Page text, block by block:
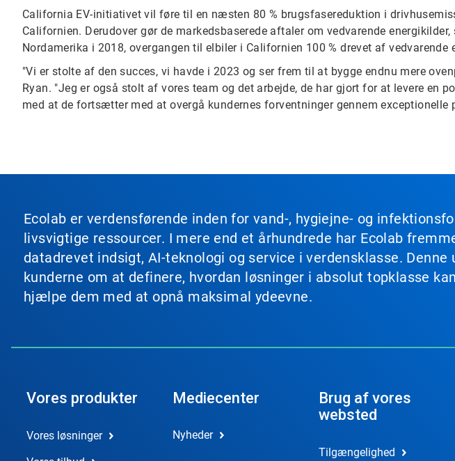
California EV-initiativet vil føre til en næsten 80 % brugsfasereduktion i
Californien. Derudover gør de markedsbaserede aftaler om vedvarende energikilder,
Nordamerika i 2018, overgangen til elbiler i Californien 100 % drevet af vedvarende
"Vi er stolte af den succes, vi havde i 2023 og ser frem til at bygge endnu mere
Ryan. "Jeg er også stolt af vores team og det arbejde, de har gjort for at levere en
med at de fortsætter med at overgå kundernes forventninger gennem exceptionelle
Ecolab er verdensførende inden for vand-, hygiejne- og
livsvigtige ressourcer. I mere end et århundrede har Ecolab
datadrevet indsigt, AI-teknologi og service i verdensklasse.
kunderne om at definere, hvordan løsninger i absolut topklasse
hjælpe dem med at opnå maksimal ydeevne.
Vores produkter
Vores løsninger
Mediecenter
Nyheder
Brug af vores
websted
Tilgængelighed